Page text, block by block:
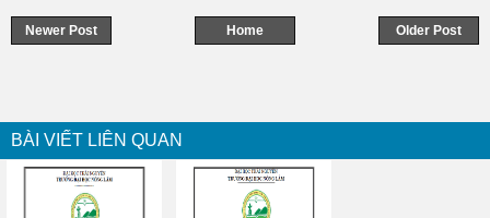
Newer Post Older Post
Home
BÀI VIẾT LIÊN QUAN